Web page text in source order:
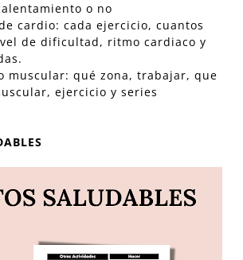
o no
cardio: cada ejercicio, cuantos
de dificultad, ritmo cardiaco y
muscular: qué zona, trabajar, que
ejercicio y series